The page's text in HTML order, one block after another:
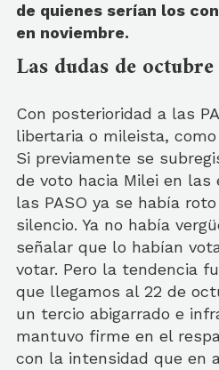
de quienes serían los
en noviembre.
Las dudas de octubre
Con posterioridad a las
libertaria o mileista,
Si previamente se
de voto hacia Milei en las
las PASO ya se había
silencio. Ya no había
señalar que lo habían
votar. Pero la tendencia
que llegamos al 22 de
un tercio abigarrado e
mantuvo firme en el
con la intensidad que en